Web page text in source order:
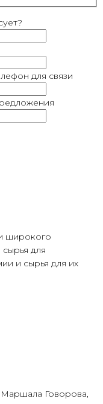
для связи
широкого
для
и сырья для их
Маршала Говорова,